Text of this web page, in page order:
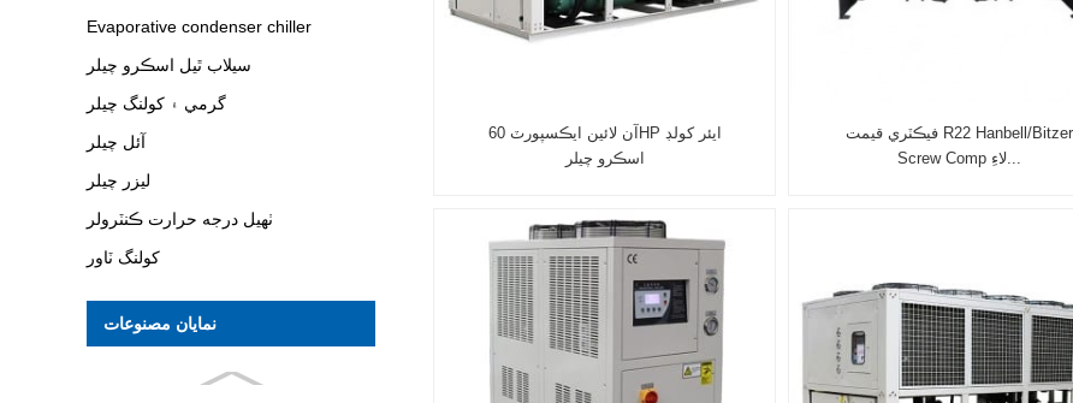
Evaporative condenser chiller
سيلاب ٿيل اسڪرو چيلر
گرمي ۽ کولنگ چيلر
آئل چيلر
ليزر چيلر
ٺهيل درجه حرارت ڪنٽرولر
کولنگ ٽاور
نمايان مصنوعات
آن لائين ايڪسپورٽ 60HP ايئر کولڊ
اسڪرو چيلر
فيڪٽري قيمت R22 Hanbell/Bitzer
Screw Comp لاءِ...